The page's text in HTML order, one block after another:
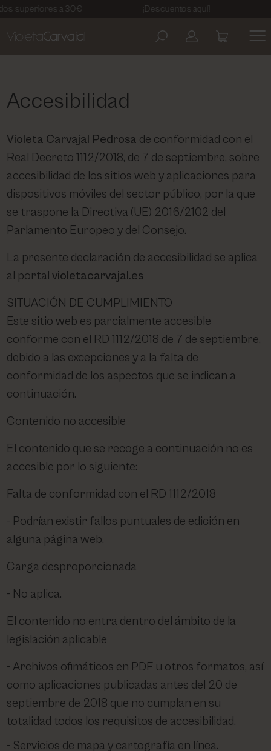
a 30€ ¡Descuentos aquí!
Accesibilidad
Violeta Carvajal Pedrosa de conformidad con el
Real Decreto 1112/2018, de 7 de septiembre, sobre
accesibilidad de los sitios web y aplicaciones para
dispositivos móviles del sector público, por la que
se traspone la Directiva (UE) 2016/2102 del
Parlamento Europeo y del Consejo.
La presente declaración de accesibilidad se aplica
al portalvioletacarvajal.es
SITUACIÓN DE CUMPLIMIENTO
Este sitio web es parcialmente accesible
conforme con el RD 1112/2018 de 7 de septiembre,
debido a las excepciones y a la falta de
conformidad de los aspectos que se indican a
continuación.
Contenido no accesible
El contenido que se recoge a continuación no es
accesible por lo siguiente:
Falta de conformidad con el RD 1112/2018
Podrían existir fallos puntuales de edición en
alguna página web.
Carga desproporcionada
No aplica.
El contenido no entra dentro del ámbito de la
legislación aplicable
Archivos ofimáticos en PDF u otros formatos, así
como aplicaciones publicadas antes del 20 de
septiembre de 2018 que no cumplan en su
totalidad todos los requisitos de accesibilidad.
Servicios de mapa y cartografía en línea.
COSMETIC LEVEL
MASGLO
PHARM FOOT
UTSUKUSY
VICTORIA VYNN
POLÍTICA DE PRIVACIDAD